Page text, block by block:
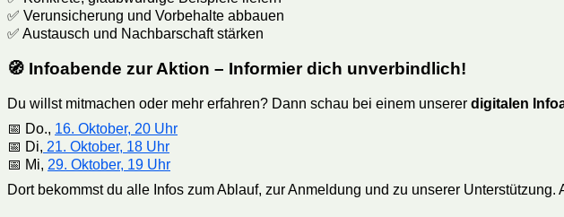
✅ Verunsicherung und Vorbehalte abbauen
✅ Austausch und Nachbarschaft stärken
🧭 Infoabende zur Aktion – Informier dich unverbindlich!
Du willst mitmachen oder mehr erfahren? Dann schau bei einem unserer digitalen
📅 Do., 16. Oktober, 20 Uhr
📅 Di, 21. Oktober, 18 Uhr
📅 Mi, 29. Oktober, 19 Uhr
Dort bekommst du alle Infos zum Ablauf, zur Anmeldung und zu unserer